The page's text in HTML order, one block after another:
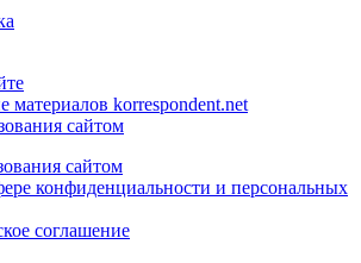
материалов korrespondent.net
сайтом
сайтом
конфиденциальности и персональных
соглашение